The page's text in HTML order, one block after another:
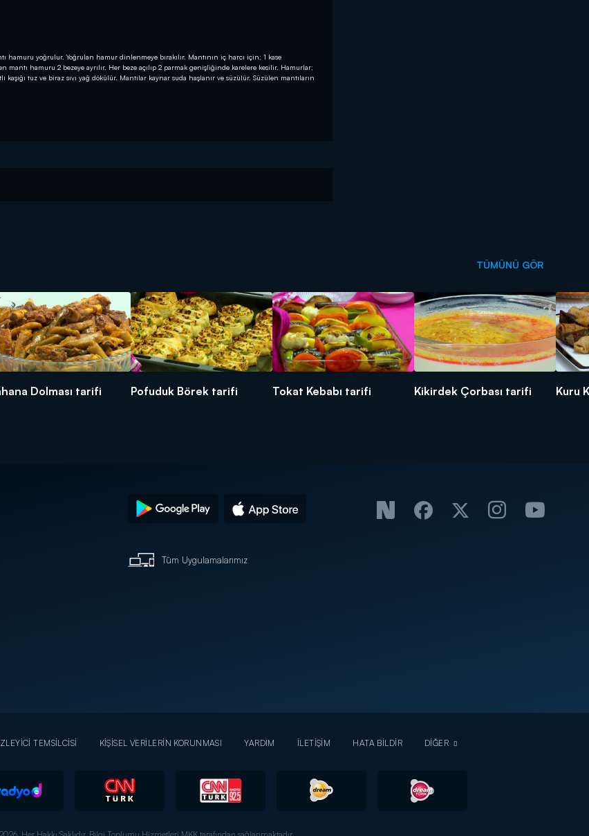
hamuru yoğrulur. Yoğrulan hamur dinlenmeye bırakılır. Mantının iç harcı için; 1 kase
mantı hamuru 2 bezeye ayrılır. Her beze açılıp 2 parmak genişliğinde karelere kesilir. Hamurlar;
tuz ve biraz sıvı yağ dökülür. Mantılar kaynar suda haşlanır ve süzülür. Süzülen mantıların
TÜMÜNÜ GÖR
Dolması tarifi Pofuduk Börek tarifi Tokat Kebabı tarifi Kikirdek Çorbası tarifi Kuru
Tüm Uygulamalarımız
TEMSİLCİSİ KİŞİSEL VERİLERİN KORUNMASI YARDIM İLETİŞİM HATA BİLDİR DİĞER